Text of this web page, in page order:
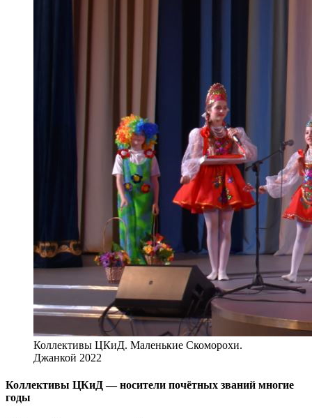
Коллективы ЦКиД. Маленькие Скоморохи.
Джанкой 2022
Коллективы ЦКиД — носители почётных званий многие
годы